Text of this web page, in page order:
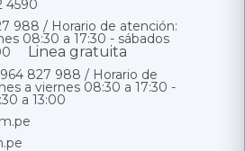
4590
988 / Horario de atención:
08:30 a 17:30 - sábados
Linea gratuita
827 988 / Horario de
a viernes 08:30 a 17:30 -
a 13:00